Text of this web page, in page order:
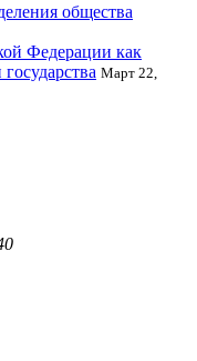
общества
Федерации как
Март 22,